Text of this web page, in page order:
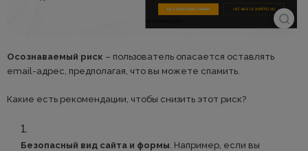
Осознаваемый риск – пользователь опасается оставлять
email-адрес, предполагая, что вы можете спамить.
Какие есть рекомендации, чтобы снизить этот риск?
Безопасный вид сайта и формы . Например, если вы